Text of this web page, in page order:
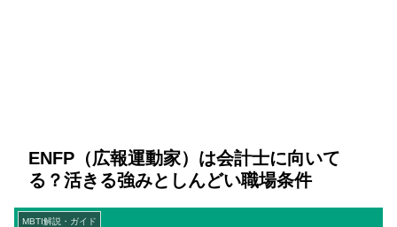
ENFP（広報運動家）は会計士に向いて
る？活きる強みとしんどい職場条件
MBTI解説・ガイド